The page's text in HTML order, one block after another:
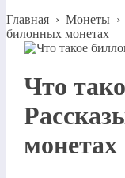
Главная › Монеты ›
билонных монетах
Что
монетах